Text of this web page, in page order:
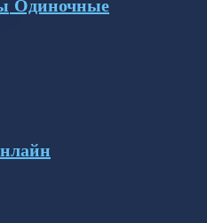
Одиночные